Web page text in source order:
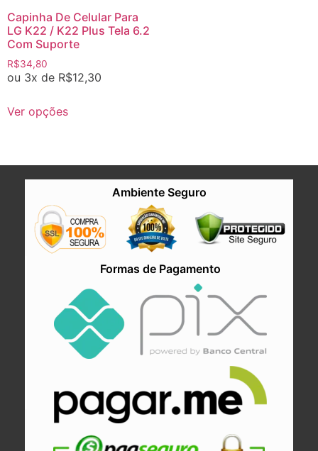
Capinha De Celular Para
LG K22 / K22 Plus Tela 6.2
Com Suporte
R$34,80
ou 3x de R$12,30
Ver opções
Ambiente Seguro
Formas de Pagamento